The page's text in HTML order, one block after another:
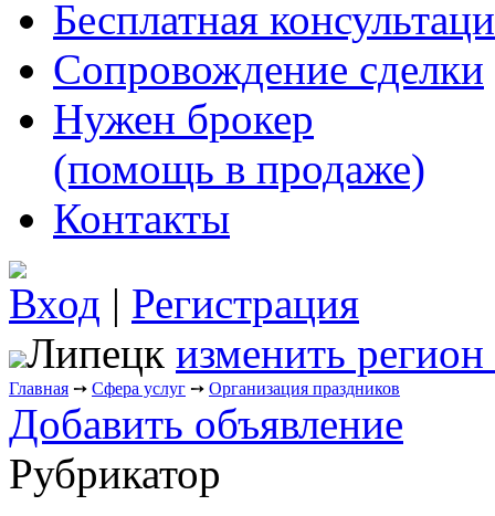
Бесплатная
Сопровождение сделки
Нужен брокер
(помощь в продаже)
Контакты
Вход | Регистрация
Липецк изменить регион
Главная ➙ Сфера услуг ➙ Организация праздников
Добавить объявление
Рубрикатор